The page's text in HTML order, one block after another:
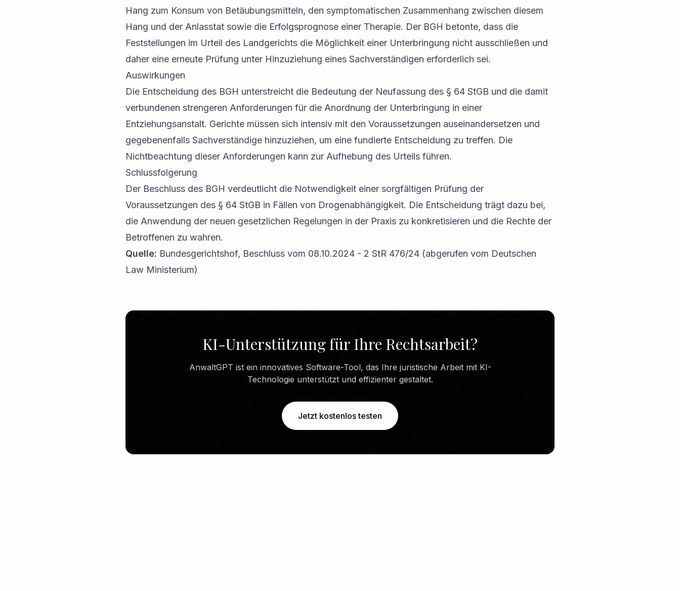
Hang zum Konsum von Betäubungsmitteln, den symptomatischen Zusammenhang zwischen diesem
Hang und der Anlasstat sowie die Erfolgsprognose einer Therapie. Der BGH betonte, dass die
Feststellungen im Urteil des Landgerichts die Möglichkeit einer Unterbringung nicht ausschließen und
daher eine erneute Prüfung unter Hinzuziehung eines Sachverständigen erforderlich sei.
Auswirkungen
Die Entscheidung des BGH unterstreicht die Bedeutung der Neufassung des § 64 StGB und die damit
verbundenen strengeren Anforderungen für die Anordnung der Unterbringung in einer
Entziehungsanstalt. Gerichte müssen sich intensiv mit den Voraussetzungen auseinandersetzen und
gegebenenfalls Sachverständige hinzuziehen, um eine fundierte Entscheidung zu treffen. Die
Nichtbeachtung dieser Anforderungen kann zur Aufhebung des Urteils führen.
Schlussfolgerung
Der Beschluss des BGH verdeutlicht die Notwendigkeit einer sorgfältigen Prüfung der
Voraussetzungen des § 64 StGB in Fällen von Drogenabhängigkeit. Die Entscheidung trägt dazu bei,
die Anwendung der neuen gesetzlichen Regelungen in der Praxis zu konkretisieren und die Rechte der
Betroffenen zu wahren.
Quelle: Bundesgerichtshof, Beschluss vom 08.10.2024 - 2 StR 476/24 (abgerufen vom Deutschen
Law Ministerium)
KI-Unterstützung für Ihre Rechtsarbeit?
AnwaltGPT ist ein innovatives Software-Tool, das Ihre juristische Arbeit mit KI-
Technologie unterstützt und effizienter gestaltet.
Jetzt kostenlos testen